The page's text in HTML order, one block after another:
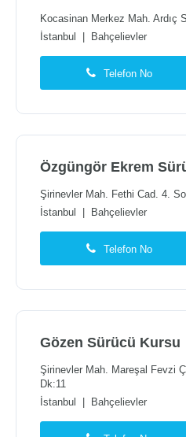
Kocasinan Merkez Mah. Ardıç
İstanbul
Bahçelievler
Telefon No
Özgüngör Ekrem
Şirinevler Mah. Fethi Cad. 4.
İstanbul
Bahçelievler
Telefon No
Gözen Sürücü Kursu
Şirinevler Mah. Mareşal Fevzi
Dk:11
İstanbul
Bahçelievler